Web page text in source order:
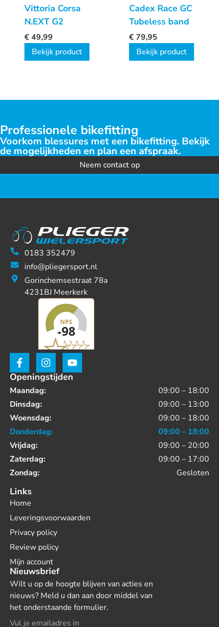
Vittoria Corsa
N.EXT G2
€49,99
Bekijk product
Cadex Race GC
Tubeless band
€79,95
Bekijk product
Professionele bikefitting
Voorkom blessures met een bikefitting. Bekijk
de mogelijkheden en plan een afspraak.
Neem contact op
0183 352479
info@pliegersport.nl
Gorinchemsestraat 78a
4231BJ Meerkerk
Openingstijden
Maandag:
09:00 – 18:00
Dinsdag:
09:00 – 13:00
Woensdag:
09:00 – 18:00
Donderdag:
09:00 – 18:00
Vrijdag:
09:00 – 20:00
Zaterdag:
09:00 – 17:00
Zondag:
Gesloten
Links
Home
Leveringsvoorwaarden
Privacy policy
Review policy
Mijn account
Nieuwsbrief
Wilt u op de hoogte blijven van acties en
nieuws? Meld u dan aan door middel van
het onderstaande formulier.